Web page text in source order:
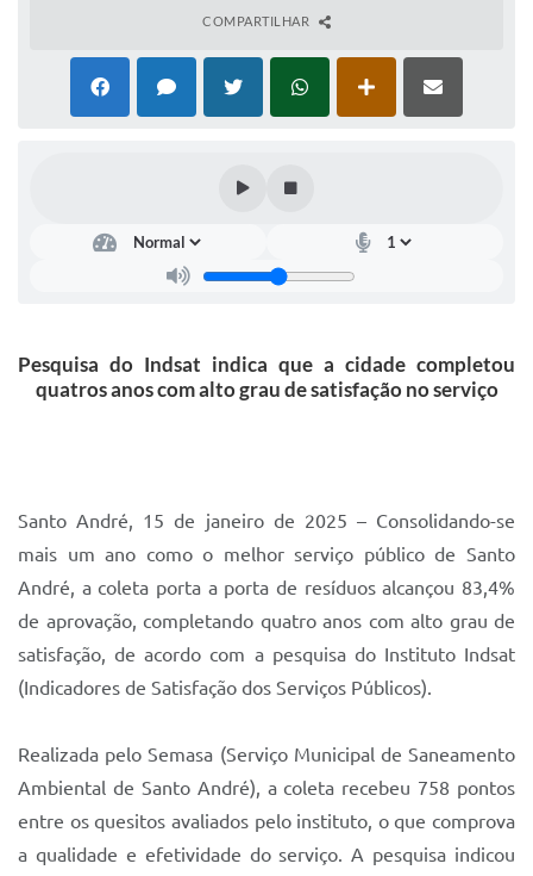
Iluminação Pública
Lei de acesso à informação
Ouvidoria da Cidade
Portal da Educação
Quadra Fiscal
SIC
COMPARTILHAR
Pesquisa do Indsat indica que a cidade completou
quatros anos com alto grau de satisfação no serviço
Santo André, 15 de janeiro de 2025 – Consolidando-se
mais um ano como o melhor serviço público de Santo
André, a coleta porta a porta de resíduos alcançou 83,4%
de aprovação, completando quatro anos com alto grau de
satisfação, de acordo com a pesquisa do Instituto Indsat
(Indicadores de Satisfação dos Serviços Públicos).
Realizada pelo Semasa (Serviço Municipal de Saneamento
Ambiental de Santo André), a coleta recebeu 758 pontos
entre os quesitos avaliados pelo instituto, o que comprova
a qualidade e efetividade do serviço. A pesquisa indicou